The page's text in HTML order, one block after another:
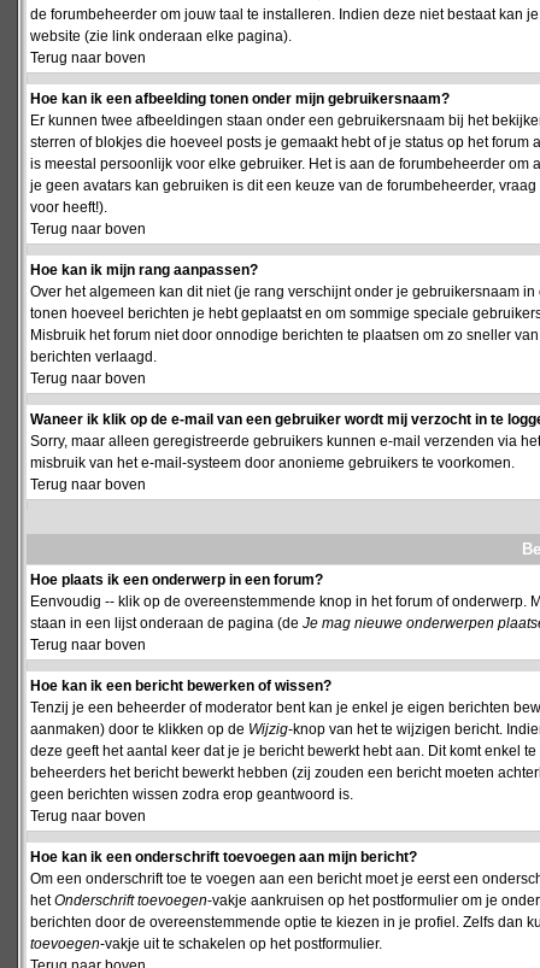
de forumbeheerder om jouw taal te installeren. Indien deze niet bestaat kan
website (zie link onderaan elke pagina).
Terug naar boven
Hoe kan ik een afbeelding tonen onder mijn gebruikersnaam?
Er kunnen twee afbeeldingen staan onder een gebruikersnaam bij het
sterren of blokjes die hoeveel posts je gemaakt hebt of je status op het
is meestal persoonlijk voor elke gebruiker. Het is aan de forumbeheerder
je geen avatars kan gebruiken is dit een keuze van de forumbeheerder,
voor heeft!).
Terug naar boven
Hoe kan ik mijn rang aanpassen?
Over het algemeen kan dit niet (je rang verschijnt onder je gebruikersnaam
tonen hoeveel berichten je hebt geplaatst en om sommige speciale
Misbruik het forum niet door onnodige berichten te plaatsen om zo sneller
berichten verlaagd.
Terug naar boven
Waneer ik klik op de e-mail van een gebruiker wordt mij verzocht in te
Sorry, maar alleen geregistreerde gebruikers kunnen e-mail verzenden via
misbruik van het e-mail-systeem door anonieme gebruikers te voorkomen.
Terug naar boven
Hoe plaats ik een onderwerp in een forum?
Eenvoudig -- klik op de overeenstemmende knop in het forum of
staan in een lijst onderaan de pagina (de Je mag nieuwe onderwerpen
Terug naar boven
Hoe kan ik een bericht bewerken of wissen?
Tenzij je een beheerder of moderator bent kan je enkel je eigen berichten
aanmaken) door te klikken op de Wijzig-knop van het te wijzigen bericht.
deze geeft het aantal keer dat je je bericht bewerkt hebt aan. Dit komt enkel
beheerders het bericht bewerkt hebben (zij zouden een bericht moeten
geen berichten wissen zodra erop geantwoord is.
Terug naar boven
Hoe kan ik een onderschrift toevoegen aan mijn bericht?
Om een onderschrift toe te voegen aan een bericht moet je eerst een
hetOnderschrift toevoegen-vakje aankruisen op het postformulier om je
berichten door de overeenstemmende optie te kiezen in je profiel. Zelfs dan
toevoegen-vakje uit te schakelen op het postformulier.